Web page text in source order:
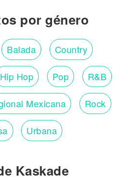
por género
Balada Country
Hip Hop Pop R&B
Mexicana Rock
Urbana
Kaskade